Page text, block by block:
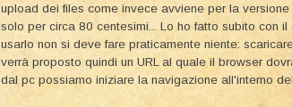
upload dei files come invece avviene per la
solo per circa 80 centesimi... Lo ho fatto subito con
usarlo non si deve fare praticamente niente:
verrà proposto quindi un URL al quale il browser
dal pc possiamo iniziare la navigazione all'interno